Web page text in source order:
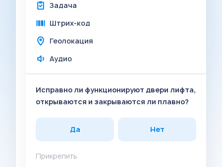
Задача
Штрих-код
Геолокация
Аудио
Исправно ли функционируют двери лифта,
открываются и закрываются ли плавно?
Да Нет
Прикрепить